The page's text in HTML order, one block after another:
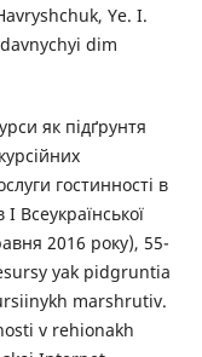
Ye. I.
dim
як підґрунтя
гостинності в
Всеукраїнської
2016 року), 55-
yak pidgruntia
marshrutiv.
v rehionakh